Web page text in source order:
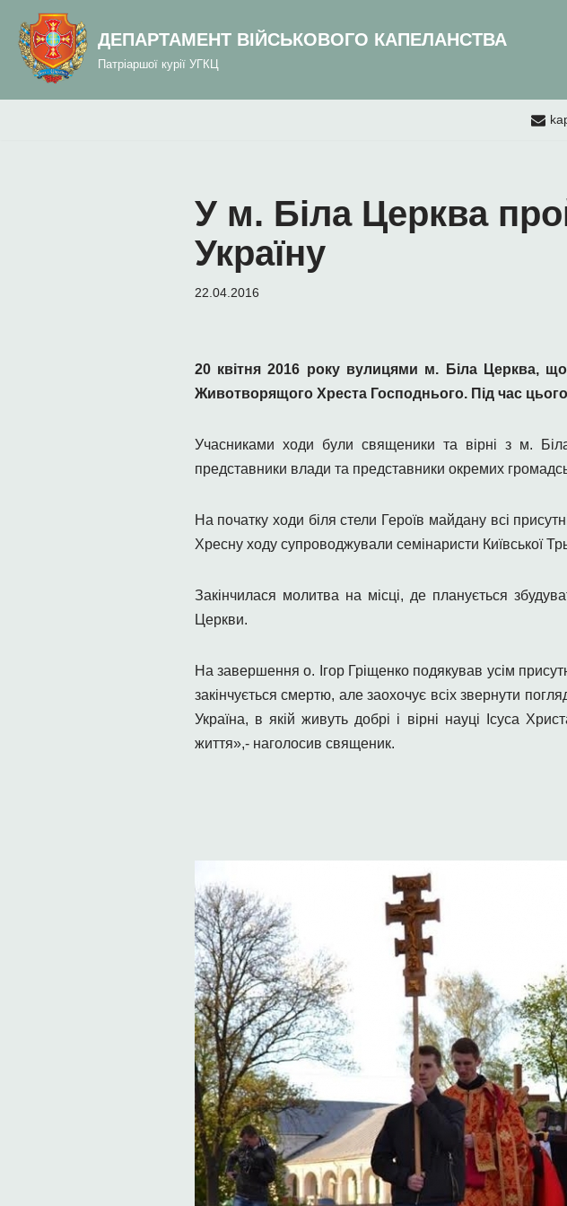
вмісту
Перейти
вмісту
ДЕПАРТАМЕНТ ВІЙСЬКОВОГО КАПЕЛАНСТВА
Патріаршої курії УГКЦ
У м. Біла Церква
Україну
22.04.2016
20 квітня 2016 року вулицями м. Біла Церква,
Животворящого Хреста Господнього. Під час цього
Учасниками ходи були священики та вірні з м.
представники влади та представники окремих
На початку ходи біля стели Героїв майдану всі
Хресну ходу супроводжували семінаристи Київської
Закінчилася молитва на місці, де планується
Церкви.
На завершення о. Ігор Гріщенко подякував усім
закінчується смертю, але заохочує всіх звернути
Україна, в якій живуть добрі і вірні науці Ісуса
життя»,- наголосив священик.